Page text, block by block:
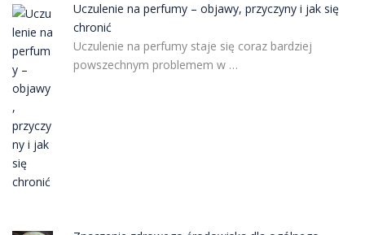
Uczulenie na perfumy – objawy, przyczyny i jak się
chronić
Uczulenie na perfumy staje się coraz bardziej
powszechnym problemem w …